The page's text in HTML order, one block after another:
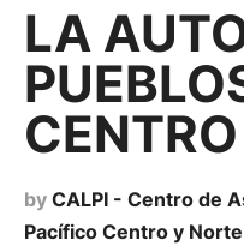
LA
byCALPI - Centro de
Pací­fico Centro y